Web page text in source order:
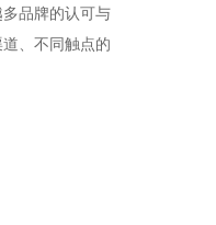
品牌的认可与
、不同触点的